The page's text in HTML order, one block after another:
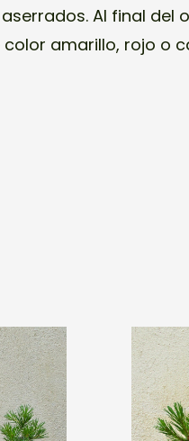
Al final del
amarillo, rojo o